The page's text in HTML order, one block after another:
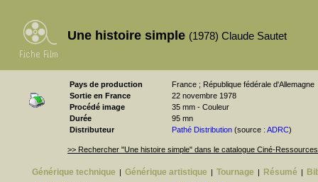
Une histoire simple (1978) Claude Sautet
Pays de production
France ; République fédérale d'Allemagne
Sortie en France
22 novembre 1978
Procédé image
35 mm - Couleur
Durée
95 mn
Distributeur
Pathé Distribution (source : ADRC)
>> Rechercher "Une histoire simple" dans le catalogue Ciné-Ressources
Générique technique | Générique artistique | Tournage | Résumé |